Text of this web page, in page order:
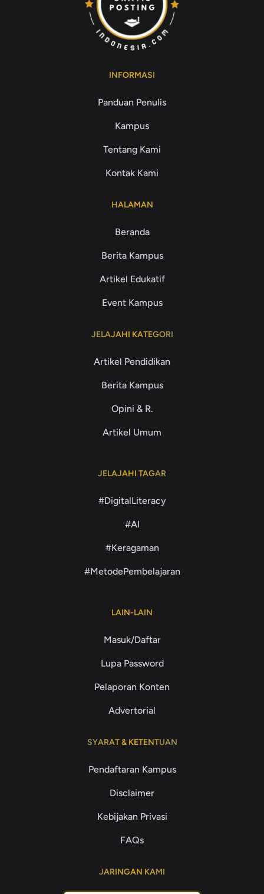
INFORMASI
Panduan Penulis
Kampus
Tentang Kami
Kontak Kami
HALAMAN
Beranda
Berita Kampus
Artikel Edukatif
Event Kampus
JELAJAHI KATEGORI
Artikel Pendidikan
Berita Kampus
Opini & R.
Artikel Umum
JELAJAHI TAGAR
#DigitalLiteracy
#AI
#Keragaman
#MetodePembelajaran
LAIN-LAIN
Masuk/Daftar
Lupa Password
Pelaporan Konten
Advertorial
SYARAT & KETENTUAN
Pendaftaran Kampus
Disclaimer
Kebijakan Privasi
FAQs
JARINGAN KAMI